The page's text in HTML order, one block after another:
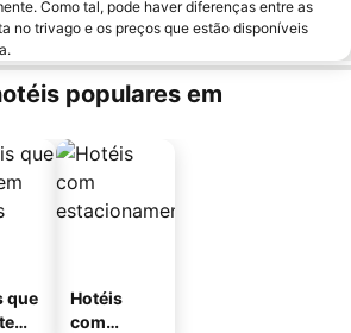
Como tal, pode haver diferenças entre as
no trivago e os preços que estão disponíveis
populares em
que
Hotéis
com